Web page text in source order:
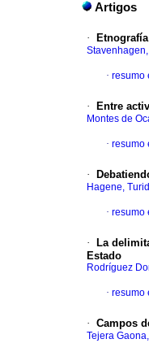
Artigos
·
· resumo
· Entre
Montes de
· resumo
·
Hagene, Turid
· resumo
·
La
Estado
Rodríguez
· resumo
· Campos
Tejera